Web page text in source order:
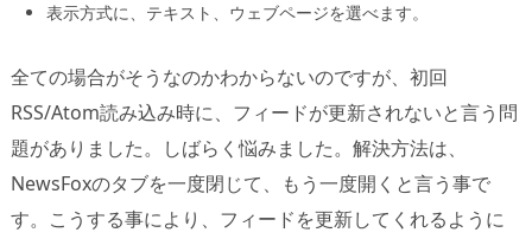
表示方式に、テキスト、ウェブページを選べます。
全ての場合がそうなのかわからないのですが、初回
RSS/Atom読み込み時に、フィードが更新されないと言う問
題がありました。しばらく悩みました。解決方法は、
NewsFoxのタブを一度閉じて、もう一度開くと言う事で
す。こうする事により、フィードを更新してくれるように